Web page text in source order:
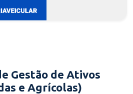
Gestão de Ativos
e Agrícolas)